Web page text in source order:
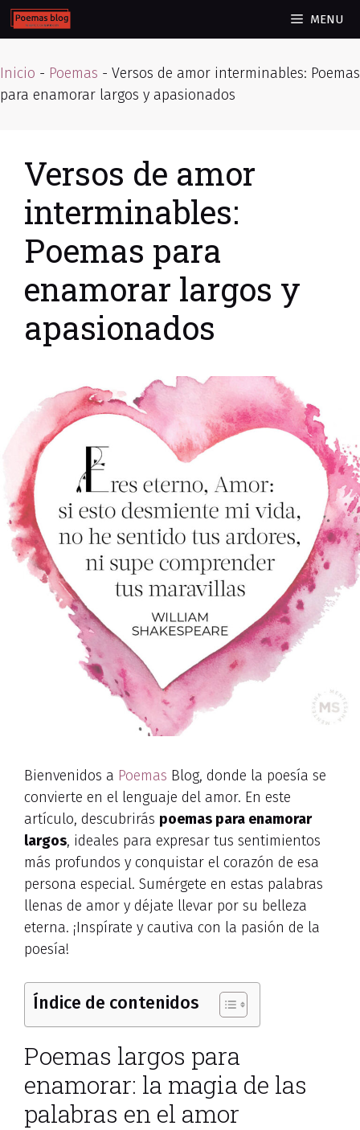
Skip
to
MENU
Inicio - Poemas - Versos de amor interminables: Poemas
para enamorar largos y apasionados
Versos de amor
interminables:
Poemas para
enamorar largos y
apasionados
Bienvenidos a Poemas Blog, donde la poesía se
convierte en el lenguaje del amor. En este
artículo, descubrirás poemas para enamorar
largos, ideales para expresar tus sentimientos
más profundos y conquistar el corazón de esa
persona especial. Sumérgete en estas palabras
llenas de amor y déjate llevar por su belleza
eterna. ¡Inspírate y cautiva con la pasión de la
poesía!
Índice de contenidos
Poemas largos para
enamorar: la magia de las
palabras en el amor